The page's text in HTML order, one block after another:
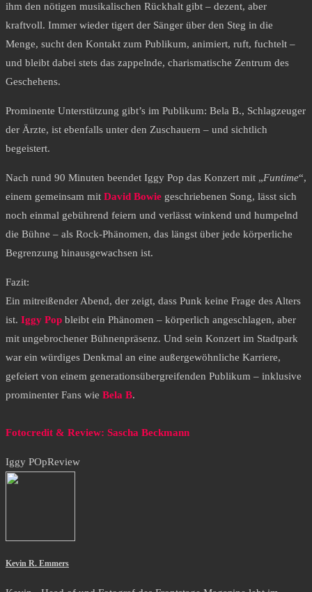
ihm den nötigen musikalischen Rückhalt gibt – dezent, aber
kraftvoll. Immer wieder tigert der Sänger über den Steg in die
Menge, sucht den Kontakt zum Publikum, animiert, ruft, fuchtelt –
und bleibt dabei stets das zappelnde, charismatische Zentrum des
Geschehens.
Prominente Unterstützung gibt’s im Publikum: Bela B., Schlagzeuger
der Ärzte, ist ebenfalls unter den Zuschauern – und sichtlich
begeistert.
Nach rund 90 Minuten beendet Iggy Pop das Konzert mit „Funtime“,
einem gemeinsam mit David Bowie geschriebenen Song, lässt sich
noch einmal gebührend feiern und verlässt winkend und humpelnd
die Bühne – als Rock-Phänomen, das längst über jede körperliche
Begrenzung hinausgewachsen ist.
Fazit:
Ein mitreißender Abend, der zeigt, dass Punk keine Frage des Alters
ist. Iggy Pop bleibt ein Phänomen – körperlich angeschlagen, aber
mit ungebrochener Bühnenpräsenz. Und sein Konzert im Stadtpark
war ein würdiges Denkmal an eine außergewöhnliche Karriere,
gefeiert von einem generationsübergreifenden Publikum – inklusive
prominenter Fans wie Bela B.
Fotocredit & Review: Sascha Beckmann
Iggy POpReview
Kevin R. Emmers